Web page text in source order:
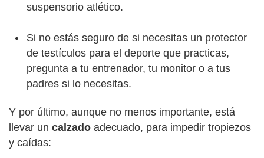
suspensorio atlético.
Si no estás seguro de si necesitas un protector
de testículos para el deporte que practicas,
pregunta a tu entrenador, tu monitor o a tus
padres si lo necesitas.
Y por último, aunque no menos importante, está
llevar un calzado adecuado, para impedir tropiezos
y caídas: